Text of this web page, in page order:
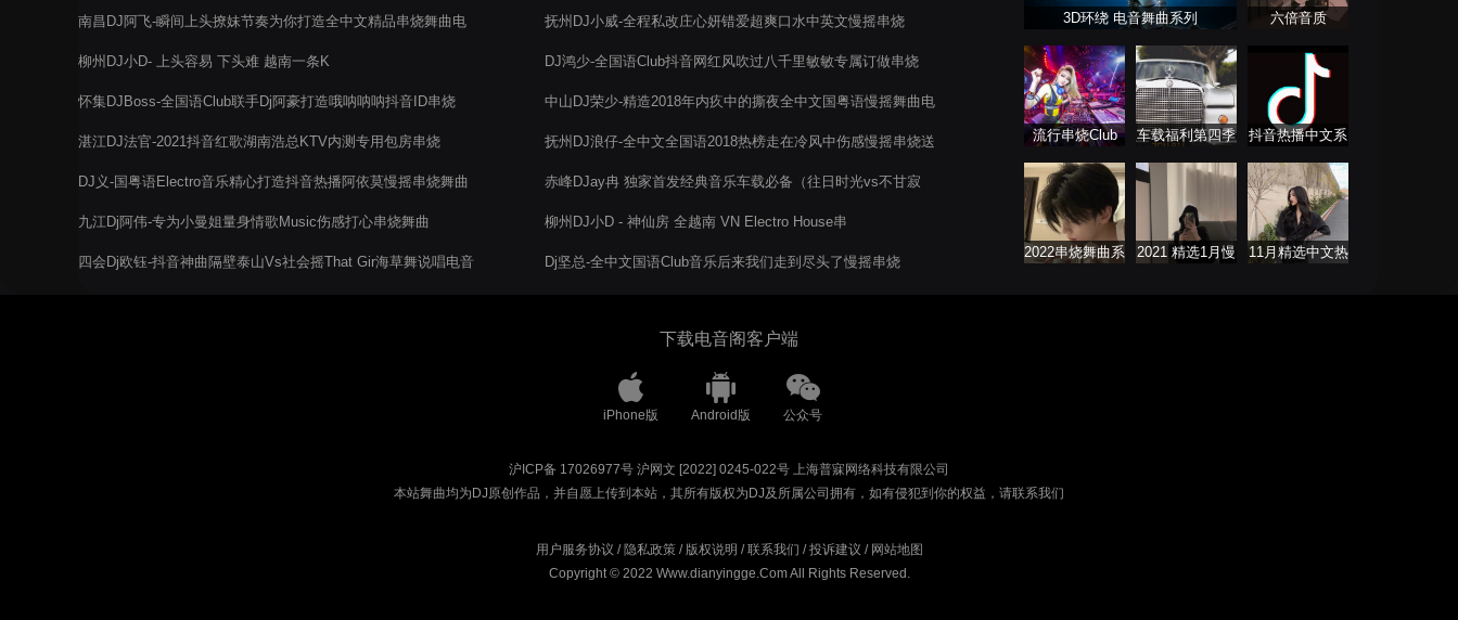
南昌DJ阿飞-瞬间上头撩妹节奏为你打造全中文精品串烧舞曲电
柳州DJ小D- 上头容易 下头难 越南一条K
怀集DJBoss-全国语Club联手Dj阿豪打造哦呐呐呐抖音ID串烧
湛江DJ法官-2021抖音红歌湖南浩总KTV内测专用包房串烧
DJ义-国粤语Electro音乐精心打造抖音热播阿依莫慢摇串烧舞曲
九江Dj阿伟-专为小曼姐量身情歌Music伤感打心串烧舞曲
四会Dj欧钰-抖音神曲隔壁泰山Vs社会摇That Gir海草舞说唱电音
抚州DJ小威-全程私改庄心妍错爱超爽口水中英文慢摇串烧
DJ鸿少-全国语Club抖音网红风吹过八千里敏敏专属订做串烧
中山DJ荣少-精造2018年内疚中的撕夜全中文国粤语慢摇舞曲电
抚州DJ浪仔-全中文全国语2018热榜走在冷风中伤感慢摇串烧送
赤峰DJay冉 独家首发经典音乐车载必备（往日时光vs不甘寂
柳州DJ小D - 神仙房 全越南 VN Electro House串
Dj坚总-全中文国语Club音乐后来我们走到尽头了慢摇串烧
3D环绕 电音舞曲系列 六倍音质
流行串烧Club 车载福利第四季
抖音热播中文系
2022串烧舞曲系
2021 精选1月慢
11月精选中文热
下载电音阁客户端
iPhone版 Android版 公众号
沪ICP备 17026977号 沪网文 [2022] 0245-022号 上海普寐网络科技有限公司
本站舞曲均为DJ原创作品，并自愿上传到本站，其所有版权为DJ及所属公司拥有，如有侵犯到你的权益，请联系我们
用户服务协议 / 隐私政策/ 版权说明 /联系我们 /投诉建议 / 网站地图
Copyright © 2022 Www.dianyingge.Com All Rights Reserved.